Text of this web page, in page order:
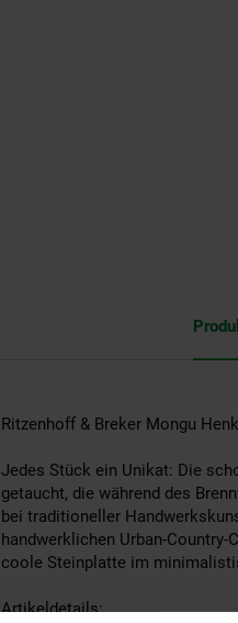
Ritzenhoff & Breker Mongu
Jedes Stück ein Unikat: Die
getaucht, die während des
bei traditioneller
handwerklichen Urban-
coole Steinplatte im
Artikeldetails: